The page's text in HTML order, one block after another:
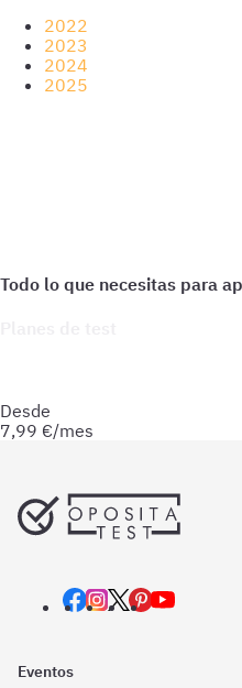
2022
2023
2024
2025
Desde
7,99 €/mes
Eventos